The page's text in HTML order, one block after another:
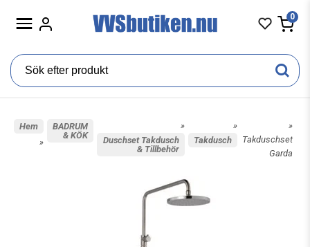
0
Hem
»
BADRUM
& KÖK
»
Duschset Takdusch
& Tillbehör
»
Takdusch
»
Takduschset
Garda